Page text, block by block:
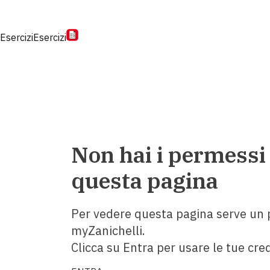
EserciziEsercizi
Non hai i
questa pagina
Per vedere questa pagina serve un
myZanichelli.
Clicca su Entra per usare le tue